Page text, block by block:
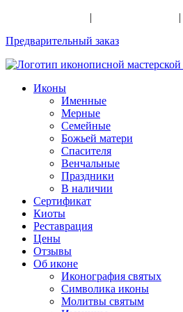
| |
Предварительный заказ
Иконы
Именные
Мерные
Семейные
Божьей матери
Спасителя
Венчальные
Праздники
В наличии
Сертификат
Киоты
Реставрация
Цены
Отзывы
Об иконе
Иконография святых
Символика иконы
Молитвы святым